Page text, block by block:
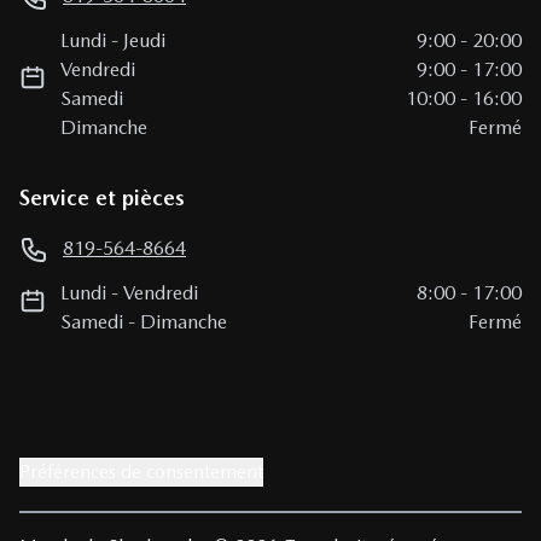
Lundi - Jeudi 9:00 - 20:00
Vendredi
9:00 - 17:00
Samedi
10:00 - 16:00
Dimanche
Fermé
Service et pièces
819-564-8664
Lundi -Vendredi 8:00 - 17:00
Samedi - Dimanche Fermé